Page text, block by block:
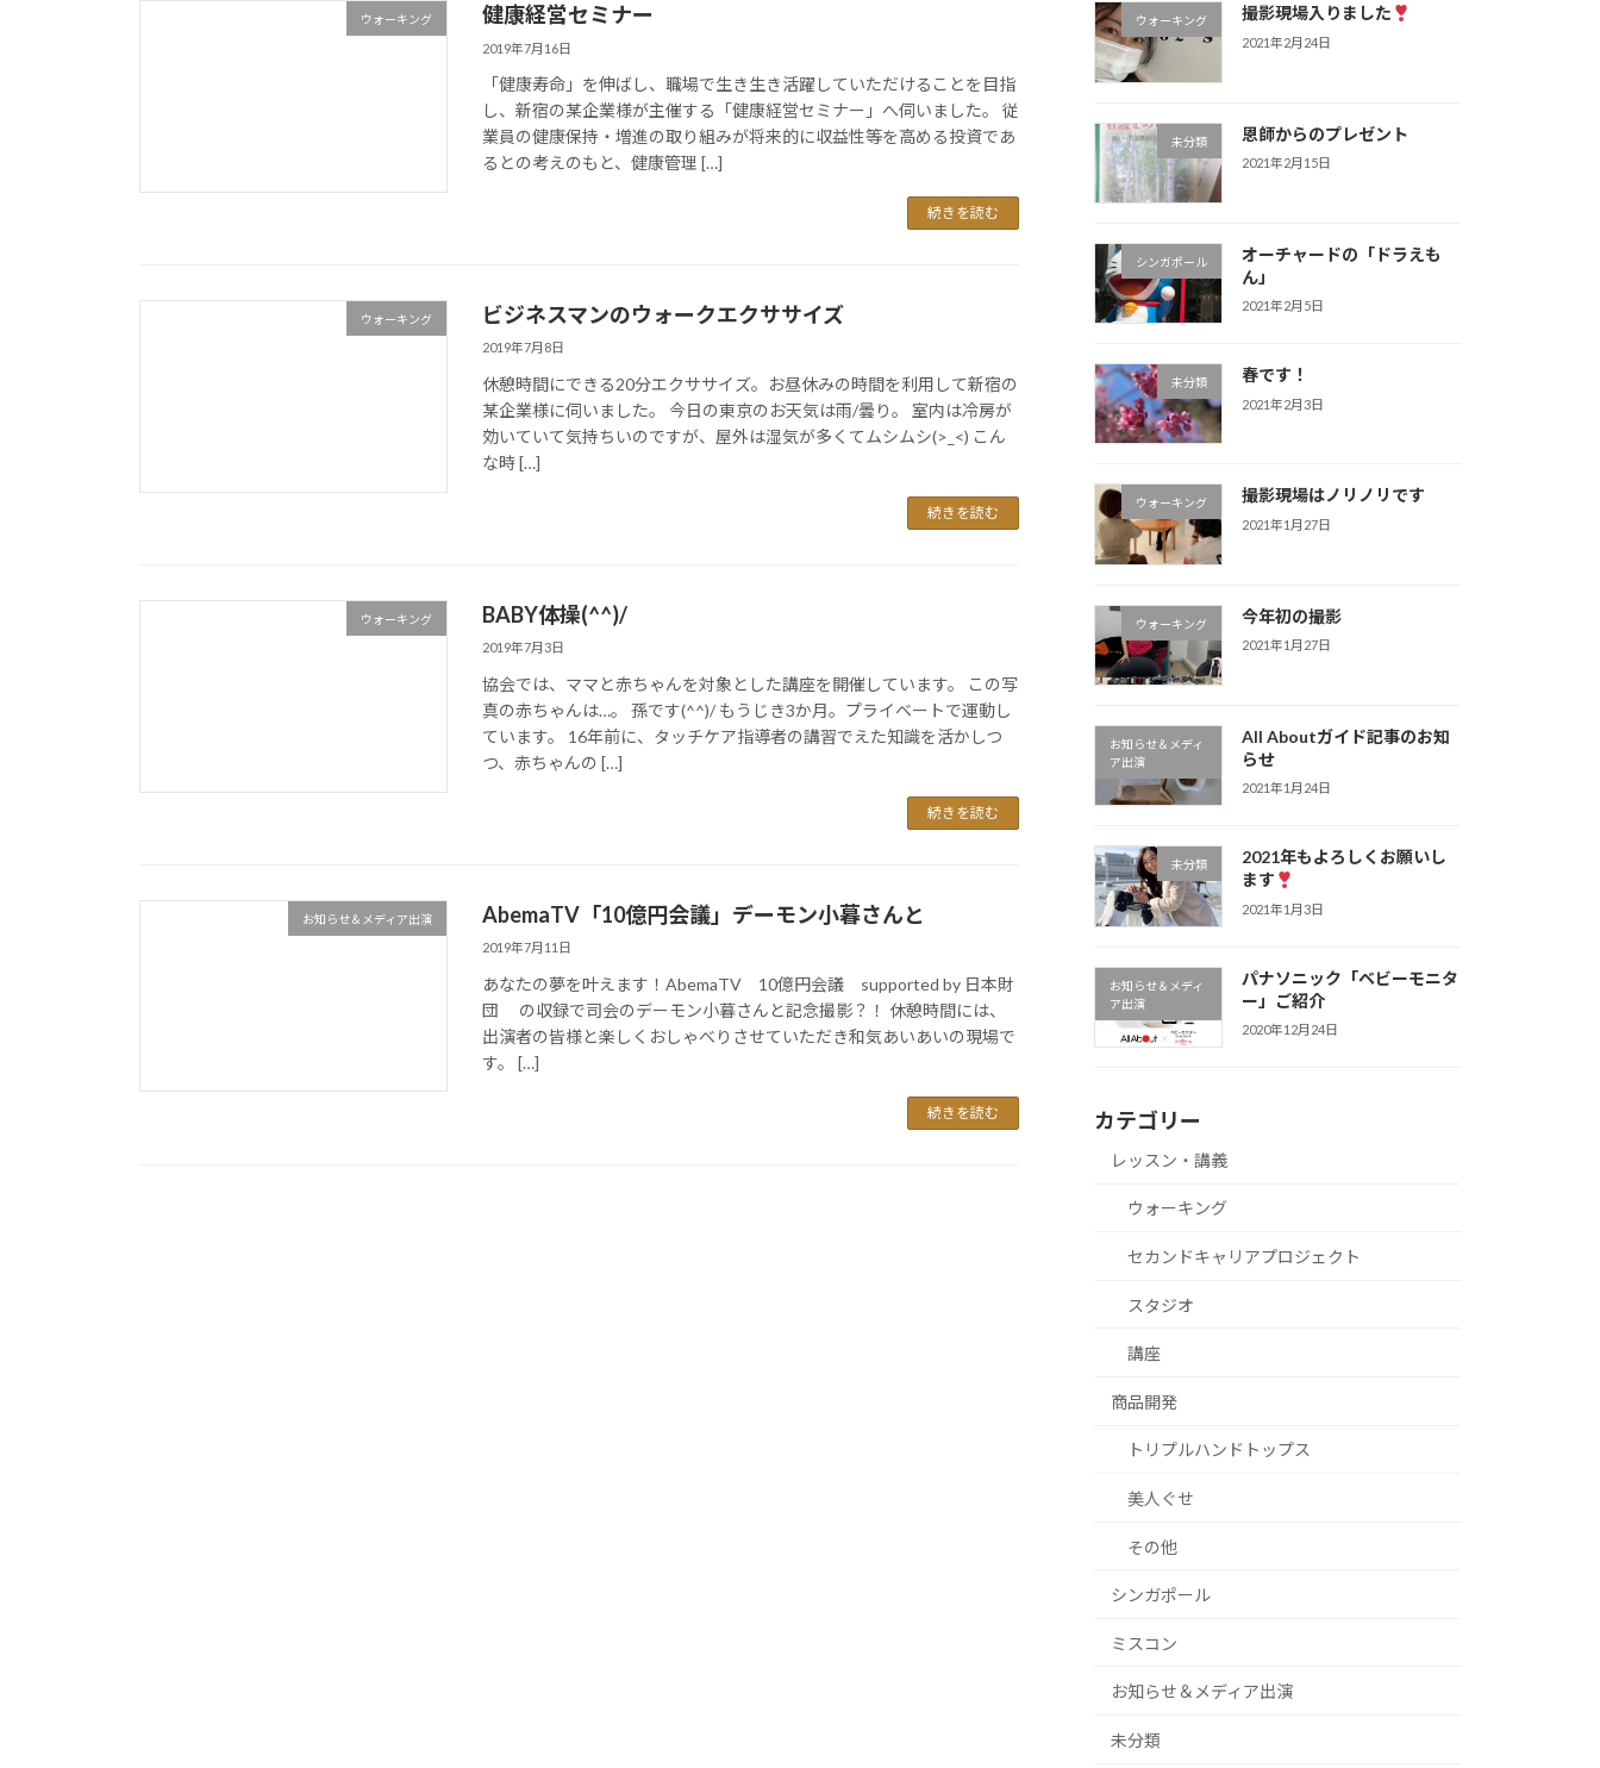
ウォーキング 健康経営セミナー
2019年7月16日
「健康寿命」を伸ばし、職場で生き生き活躍していただけることを目指
し、新宿の某企業様が主催する「健康経営セミナー」へ伺いました。 従
業員の健康保持・増進の取り組みが将来的に収益性等を高める投資であ
るとの考えのもと、健康管理 […]
続きを読む
ウォーキング ビジネスマンのウォークエクササイズ
2019年7月8日
休憩時間にできる20分エクササイズ。お昼休みの時間を利用して新宿の
某企業様に伺いました。 今日の東京のお天気は雨/曇り。 室内は冷房が
効いていて気持ちいのですが、屋外は湿気が多くてムシムシ(>_<) こん
な時 […]
続きを読む
ウォーキング BABY体操(^^)/
2019年7月3日
協会では、ママと赤ちゃんを対象とした講座を開催しています。 この写
真の赤ちゃんは…。 孫です(^^)/ もうじき3か月。プライベートで運動し
ています。 16年前に、タッチケア指導者の講習でえた知識を活かしつ
つ、赤ちゃんの […]
続きを読む
お知らせ＆メディア出演 AbemaTV「10億円会議」デーモン小暮さんと
2019年7月11日
あなたの夢を叶えます！AbemaTV 10億円会議 supported by 日本財
団 の収録で司会のデーモン小暮さんと記念撮影？！ 休憩時間には、
出演者の皆様と楽しくおしゃべりさせていただき和気あいあいの現場で
す。 […]
続きを読む
ウォーキング 撮影現場入りました
2021年2月24日
未分類 恩師からのプレゼント
2021年2月15日
シンガポール
オーチャードの「ドラえも
ん」
2021年2月5日
未分類 春です！
2021年2月3日
ウォーキング 撮影現場はノリノリです
2021年1月27日
ウォーキング 今年初の撮影
2021年1月27日
お知らせ＆メディ
ア出演
All Aboutガイド記事のお知
らせ
2021年1月24日
未分類
2021年もよろしくお願いし
ます
2021年1月3日
お知らせ＆メディ
ア出演
パナソニック「ベビーモニタ
ー」ご紹介
2020年12月24日
カテゴリー
レッスン・講義
ウォーキング
セカンドキャリアプロジェクト
スタジオ
講座
商品開発
トリプルハンドトップス
美人ぐせ
その他
シンガポール
ミスコン
お知らせ＆メディア出演
未分類